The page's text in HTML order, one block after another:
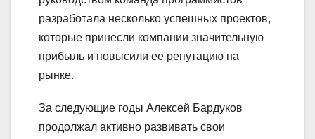
разработала несколько успешных проектов,
которые принесли компании значительную
прибыль и повысили ее репутацию на
рынке.
За следующие годы Алексей Бардуков
продолжал активно развивать свои